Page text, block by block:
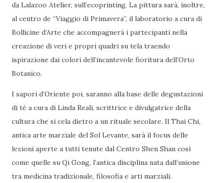
da Lalazoo Atelier, sull’ecoprinting. La pittura sarà, inoltre,
al centro de “Viaggio di Primavera”, il laboratorio a cura di
Bollicine d’Arte che accompagnerà i partecipanti nella
creazione di veri e propri quadri su tela traendo
ispirazione dai colori dell’incantevole fioritura dell’Orto
Botanico.
I sapori d’Oriente poi, saranno alla base delle degustazioni
di tè a cura di Linda Reali, scrittrice e divulgatrice della
cultura che si cela dietro a un rituale secolare. Il Thai Chi,
antica arte marziale del Sol Levante, sarà il focus delle
lezioni aperte a tutti tenute dal Centro Shen Shan così
come quelle su Qi Gong, l’antica disciplina nata dall’unione
tra medicina tradizionale, filosofia e arti marziali.